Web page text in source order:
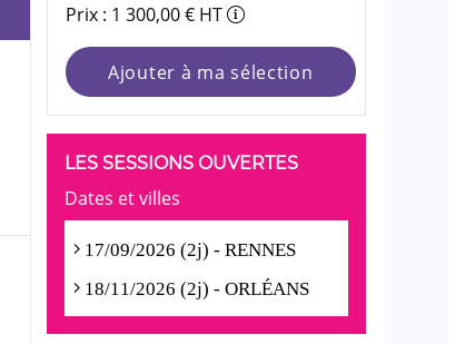
Prix : 1 300,00 € HT
Ajouter à ma sélection
LES SESSIONS OUVERTES
Dates et villes
17/09/2026 (2j) - RENNES
18/11/2026 (2j) - ORLÉANS